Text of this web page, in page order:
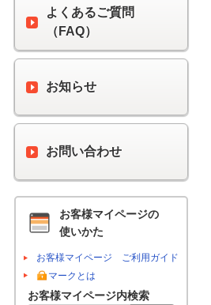
よくあるご質問
（FAQ）
お知らせ
お問い合わせ
お客様マイページの
使いかた
お客様マイページ ご利用ガイド
マークとは
お客様マイページ内検索